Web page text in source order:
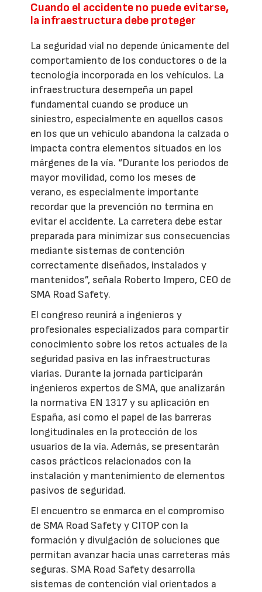
Cuando el accidente no puede evitarse,
la infraestructura debe proteger
La seguridad vial no depende únicamente del
comportamiento de los conductores o de la
tecnología incorporada en los vehículos. La
infraestructura desempeña un papel
fundamental cuando se produce un
siniestro, especialmente en aquellos casos
en los que un vehículo abandona la calzada o
impacta contra elementos situados en los
márgenes de la vía. “Durante los periodos de
mayor movilidad, como los meses de
verano, es especialmente importante
recordar que la prevención no termina en
evitar el accidente. La carretera debe estar
preparada para minimizar sus consecuencias
mediante sistemas de contención
correctamente diseñados, instalados y
mantenidos”, señala Roberto Impero, CEO de
SMA Road Safety.
El congreso reunirá a ingenieros y
profesionales especializados para compartir
conocimiento sobre los retos actuales de la
seguridad pasiva en las infraestructuras
viarias. Durante la jornada participarán
ingenieros expertos de SMA, que analizarán
la normativa EN 1317 y su aplicación en
España, así como el papel de las barreras
longitudinales en la protección de los
usuarios de la vía. Además, se presentarán
casos prácticos relacionados con la
instalación y mantenimiento de elementos
pasivos de seguridad.
El encuentro se enmarca en el compromiso
de SMA Road Safety y CITOP con la
formación y divulgación de soluciones que
permitan avanzar hacia unas carreteras más
seguras. SMA Road Safety desarrolla
sistemas de contención vial orientados a